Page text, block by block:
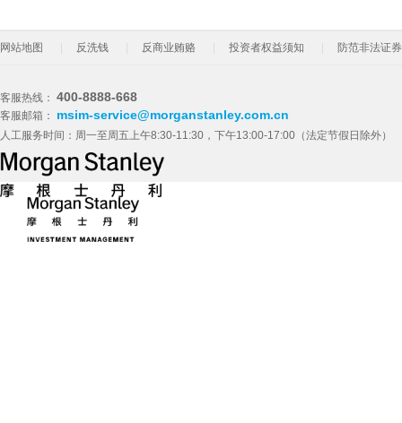
网站地图 反洗钱 反商业贿赂 投资者权益须知 防范非法证
客服热线： 400-8888-668
客服邮箱： msim-service@morganstanley.com.cn
人工服务时间：周一至周五上午8:30-11:30，下午13:00-17:00（法定节假日除外）